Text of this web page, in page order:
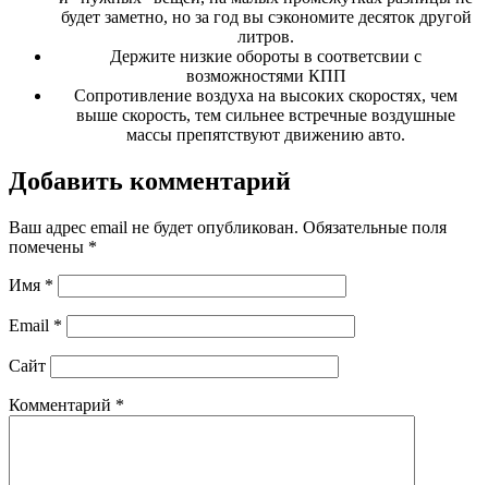
будет заметно, но за год вы сэкономите десяток другой
литров.
Держите низкие обороты в соответсвии с
возможностями КПП
Сопротивление воздуха на высоких скоростях, чем
выше скорость, тем сильнее встречные воздушные
массы препятствуют движению авто.
Добавить комментарий
Ваш адрес email не будет опубликован. Обязательные поля
помечены *
Имя *
Email *
Сайт
Комментарий *